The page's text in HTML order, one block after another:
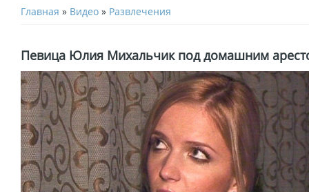
Главная » Видео » Развлечения
Певица Юлия Михальчик под домашним